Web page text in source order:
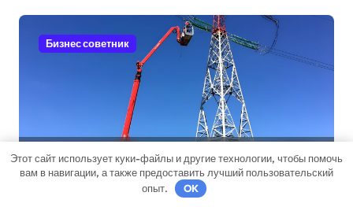
Бизнес советник
Стойки опор ЛЭП
Этот сайт использует куки-файлы и другие технологии, чтобы помочь
вам в навигации, а также предоставить лучший пользовательский
опыт.
OK